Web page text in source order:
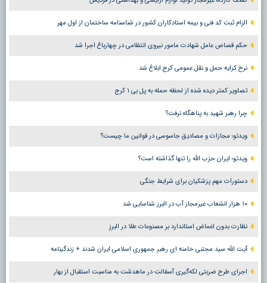
الزام ثبت کد فنی و بیمه استادکاران کشور در شناسنامه ساختمان از اول مهر
حکم قصاص عامل شهادت مامور نیروی انتظامی در چهارباغ اجرا شد
نرخ کرایه حمل و نقل عمومی کرج ابلاغ شد
تصاویر کمتر دیده شده از لحظه حمله به پل بی ۱ کرج
چرا رهبر شهید به پناهگاه نرفت؟
ویدئو؛ مجازات و مصادیق جاسوسی در قوانین ما چیست؟
ویدئو؛ ایران حزب الله را تنها گذاشته است؟
دستورات مهم پزشکیان برای شرایط جنگی
۱۰ هزار انشعاب غیرمجاز آب در البرز شناسایی شد
نظارت بدون اغماض استاندارد بر مصنوعات طلا در البرز
آیت الله سید مجتبی خامنه ای رهبر جمهوری اسلامی ایران شدند + زندگینامه
اجرای طرح ضربتی لکه‌گیری آسفالت در ماهدشت به مناسبت استقبال از بهار